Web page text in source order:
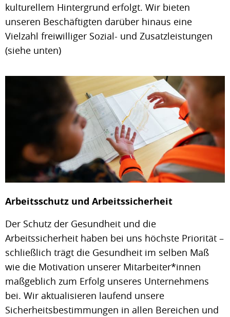
kulturellem Hintergrund erfolgt. Wir bieten
unseren Beschäftigten darüber hinaus eine
Vielzahl freiwilliger Sozial- und Zusatzleistungen
(siehe unten)
Arbeitsschutz und Arbeitssicherheit
Der Schutz der Gesundheit und die
Arbeitssicherheit haben bei uns höchste Priorität –
schließlich trägt die Gesundheit im selben Maß
wie die Motivation unserer Mitarbeiter*innen
maßgeblich zum Erfolg unseres Unternehmens
bei. Wir aktualisieren laufend unsere
Sicherheitsbestimmungen in allen Bereichen und